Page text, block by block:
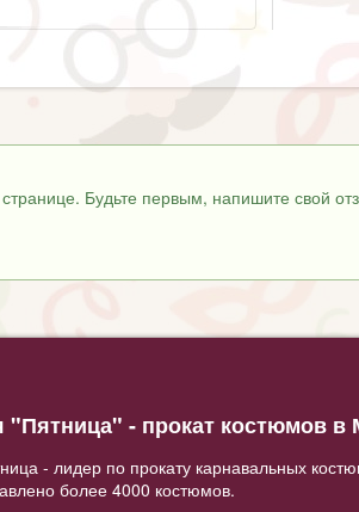
Будьте первым, напишите свой
"Пятница" - прокат костюмов в
- лидер по прокату карнавальных
более 4000 костюмов.